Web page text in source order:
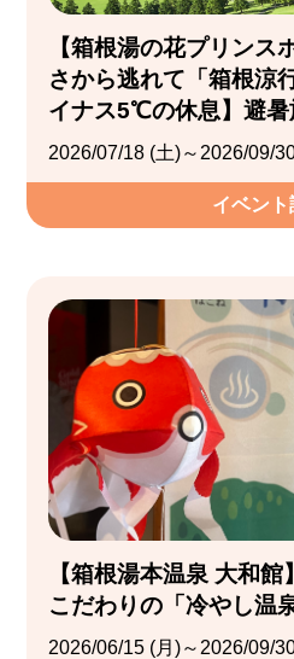
【箱根湯の花プリンス
さから逃れて「箱根涼
イナス5℃の休息】避暑
2026/07/18 (土)～2026/09/
イベント
【箱根湯本温泉 大和
こだわりの「冷やし温泉
2026/06/15 (月)～2026/09/